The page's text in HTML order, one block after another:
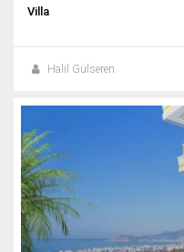
Villa
Halil Gülseren